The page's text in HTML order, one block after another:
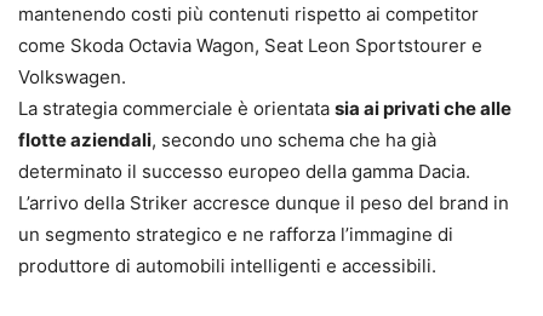
mantenendo costi più contenuti rispetto ai competitor
come Skoda Octavia Wagon, Seat Leon Sportstourer e
Volkswagen.
La strategia commerciale è orientata sia ai privati che alle
flotte aziendali, secondo uno schema che ha già
determinato il successo europeo della gamma Dacia.
L’arrivo della Striker accresce dunque il peso del brand in
un segmento strategico e ne rafforza l’immagine di
produttore di automobili intelligenti e accessibili.